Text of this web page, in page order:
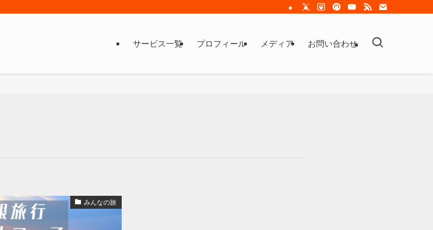
サービス一覧 プロフィール メディア お問い合わせ
みんなの旅